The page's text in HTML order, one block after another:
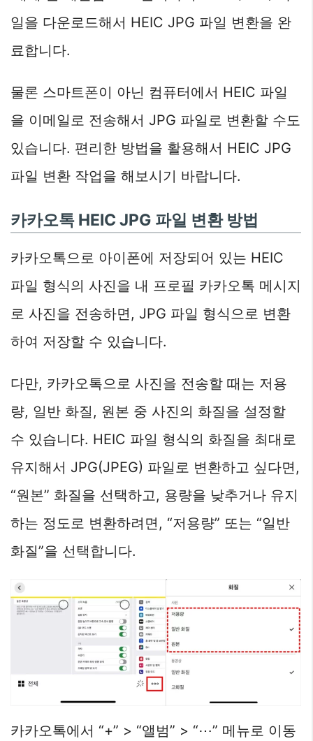
일을 다운로드해서 HEIC JPG 파일 변환을 완
료합니다.
물론 스마트폰이 아닌 컴퓨터에서 HEIC 파일
을 이메일로 전송해서 JPG 파일로 변환할 수도
있습니다. 편리한 방법을 활용해서 HEIC JPG
파일 변환 작업을 해보시기 바랍니다.
카카오톡 HEIC JPG 파일 변환 방법
카카오톡으로 아이폰에 저장되어 있는 HEIC
파일 형식의 사진을 내 프로필 카카오톡 메시지
로 사진을 전송하면, JPG 파일 형식으로 변환
하여 저장할 수 있습니다.
다만, 카카오톡으로 사진을 전송할 때는 저용
량, 일반 화질, 원본 중 사진의 화질을 설정할
수 있습니다. HEIC 파일 형식의 화질을 최대로
유지해서 JPG(JPEG) 파일로 변환하고 싶다면,
“원본” 화질을 선택하고, 용량을 낮추거나 유지
하는 정도로 변환하려면, “저용량” 또는 “일반
화질”을 선택합니다.
카카오톡에서 “+” > “앨범” > “⋯” 메뉴로 이동